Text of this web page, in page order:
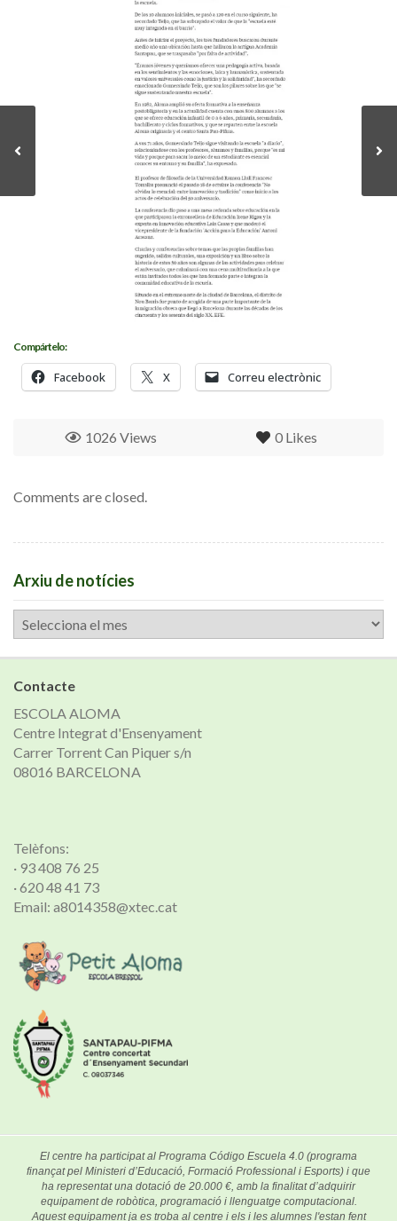
Compártelo:
Facebook X Correu electrònic
0 Likes
1026 Views
Comments are closed.
Arxiu de notícies
Arxiu
de
notícies
Contacte
ESCOLA ALOMA
Centre Integrat d'Ensenyament
Carrer Torrent Can Piquer s/n
08016 BARCELONA
Telèfons:
· 93 408 76 25
· 620 48 41 73
Email: a8014358@xtec.cat
El centre ha participat al Programa Código Escuela 4.0 (programa
finançat pel Ministeri d’Educació, Formació Professional i Esports) i que
ha representat una dotació de 20.000 €, amb la finalitat d’adquirir
equipament de robòtica, programació i llenguatge computacional.
Aquest equipament ja es troba al centre i els i les alumnes l'estan fent